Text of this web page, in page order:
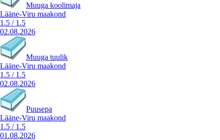
Muuga koolimaja
Lääne-Viru maakond
1.5 / 1.5
02.08.2026
Muuga tuulik
Lääne-Viru maakond
1.5 / 1.5
02.08.2026
Puusepa
Lääne-Viru maakond
1.5 / 1.5
01.08.2026